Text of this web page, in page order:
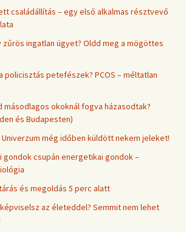
családállítás – egy első alkalmas résztvevő
zűrös ingatlan ügyet? Oldd meg a mögöttes
policisztás petefészek? PCOS – méltatlan
másodlagos okoknál fogva házasodtak?
és Budapesten)
még időben küldött nekem jeleket!
gondok csupán energetikai gondok –
és megoldás 5 perc alatt
az életeddel? Semmit nem lehet